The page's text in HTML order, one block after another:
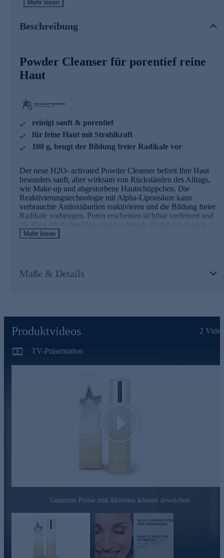
Strahlkraft zurück. Das Ergebnis ist eine glatte und reine
Alpha-Liponsäure
Naturstoff, der als Coenzym in den Mitochondrien und
Boostet die Energiegewinnung spürbar in der Haut
Kolin
Reich an essentiellen Mineralstoffen
Absorbiert überschüssiges Sebum und wirkt spürbar
Gluconolacton (PHA)
Hat eine große Molekülstruktur und ist deshalb
besonders sanft zur Haut, weniger reizend und ideal bei
sensibler Haut
Ist ein natürlicher Bestandteil der Haut und dank der
hydrophilen Moleküle feuchtigkeitsbindend
Glättet sanft das Hautrelief und lässt die Haut sichtbar
online.
Mehr lesen
Beschreibung
Powder Cleanser für porentief reine
Haut
reinigt sanft & porentief
für feine Haut mit Strahlkraft
100 g, beugt der Bildung freier Radikale vor
Der neue H2O- activated Powder Cleanser befreit Ihre Haut
besonders sanft, aber wirksam von Rückständen des Alltags,
wie Make-up und abgestorbene Hautschüppchen. Die
Reaktivierungstechnologie mit Alpha-Liponsäure kann
verbrauchte Antioxidantien reaktivieren und die Bildung freier
Radikale vorbeugen. Poren erscheinen sichtbar verfeinert und
die Haut erhält ihre klare und leuchtende Strahlkraft zurück.
Das Ergebnis ist eine glatte und reine Hautoberfläche, die
Kann verbrauchte Antioxidantien wieder aktivieren
Boostet die Energiegewinnung spürbar in der Haut
Gluconolacton (PHA)
Mehr lesen
Maße & Details
Produktvideos 2
TV-Präsentation
Play
Genannte Preise und Aktionen können abweichen